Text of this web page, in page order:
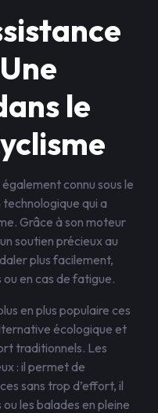
le
connu sous le
qui a
Grâce à son moteur
soutien précieux au
plus facilement,
en cas de fatigue.
en plus populaire ces
écologique et
traditionnels. Les
: il permet de
sans trop d’effort, il
les balades en pleine